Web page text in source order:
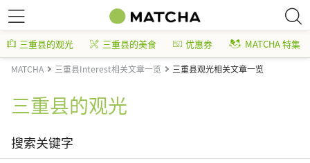
三重县的观光 三重县的美食 优惠券 MATCHA 特集
MATCHA 三重县Interest相关文章一览 三重县观光相关文章一览
三重县的观光
搜索关键字